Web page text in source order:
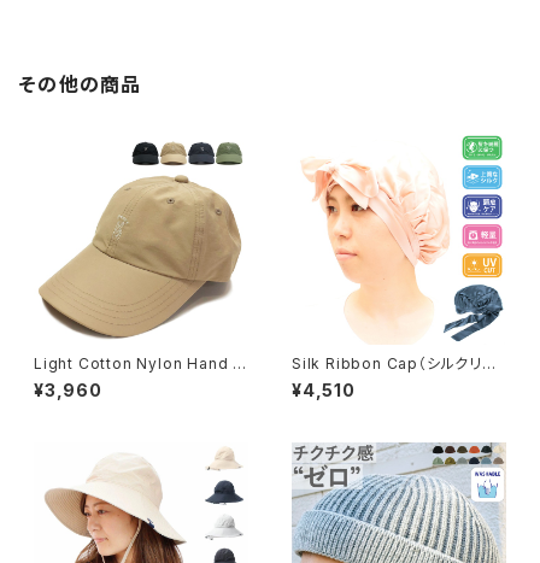
その他の商品
Light Cotton Nylon Hand Si
gn Cap（ライトコットンナイロン
ハンドサインキャップ）【bch-s0
¥3,960
Silk Ribbon Cap（シルクリボ
ンキャップ）【hb-1861rk】
¥4,510